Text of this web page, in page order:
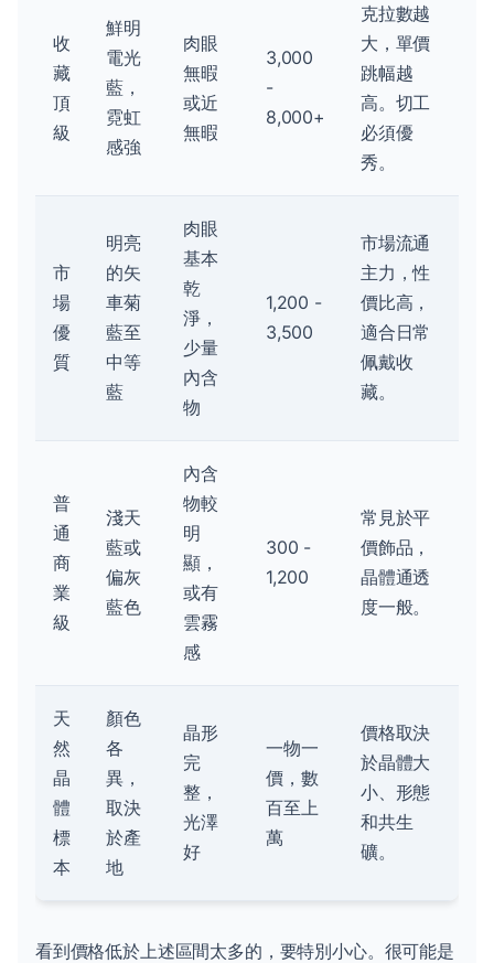
收
藏
頂
級
鮮明
電光
藍，
霓虹
感強
肉眼
無暇
或近
無暇
3,000
-
8,000+
克拉數越
大，單價
跳幅越
高。切工
必須優
秀。
市
場
優
質
明亮
的矢
車菊
藍至
中等
藍
肉眼
基本
乾
淨，
少量
內含
物
1,200 -
3,500
市場流通
主力，性
價比高，
適合日常
佩戴收
藏。
普
通
商
業
級
淺天
藍或
偏灰
藍色
內含
物較
明
顯，
或有
雲霧
感
300 -
1,200
常見於平
價飾品，
晶體通透
度一般。
天
然
晶
體
標
本
顏色
各
異，
取決
於產
地
晶形
完
整，
光澤
好
一物一
價，數
百至上
萬
價格取決
於晶體大
小、形態
和共生
礦。
看到價格低於上述區間太多的，要特別小心。很可能是